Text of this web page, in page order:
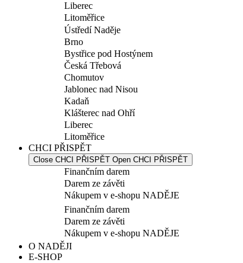
Liberec
Litoměřice
Ústředí Naděje
Brno
Bystřice pod Hostýnem
Česká Třebová
Chomutov
Jablonec nad Nisou
Kadaň
Klášterec nad Ohří
Liberec
Litoměřice
CHCI PŘISPĚT
Close CHCI PŘISPĚT Open CHCI PŘISPĚT
Finančním darem
Darem ze závěti
Nákupem v e-shopu NADĚJE
Finančním darem
Darem ze závěti
Nákupem v e-shopu NADĚJE
O NADĚJI
E-SHOP